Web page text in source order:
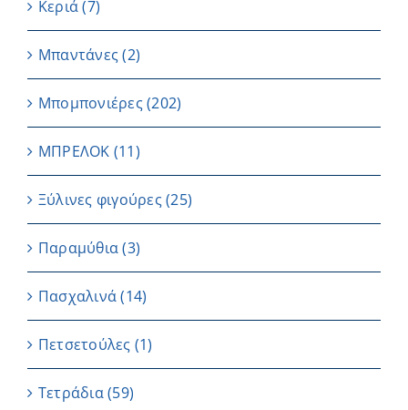
Κεριά (7)
Μπαντάνες (2)
Μπομπονιέρες(202)
ΜΠΡΕΛΟΚ (11)
Ξύλινες φιγούρες(25)
Παραμύθια (3)
Πασχαλινά (14)
Πετσετούλες (1)
Τετράδια(59)